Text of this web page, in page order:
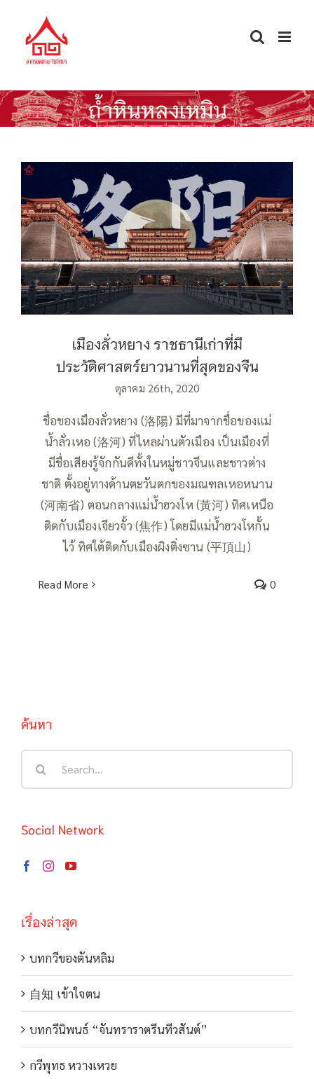
content
ถ้ำหินหลงเหมิน
เมืองลั่วหยาง ราชธานีเก่าที่มี
ประวัติศาสตร์ยาวนานที่สุดของจีน
เมืองลั่วหยาง ราชธานีเก่าที่มี
ประวัติศาสตร์ยาวนานที่สุดของจีน
ตุลาคม 26th, 2020
ชื่อของเมืองลั่วหยาง (洛陽) มีที่มาจากชื่อของแม่
น้ำลั่วเหอ (洛河) ที่ไหลผ่านตัวเมือง เป็นเมืองที่
มีชื่อเสียงรู้จักกันดีทั้งในหมู่ชาวจีนและชาวต่าง
ชาติ ตั้งอยู่ทางด้านตะวันตกของมณฑลเหอหนาน
(河南省) ตอนกลางแม่น้ำฮวงโห (黃河) ทิศเหนือ
ติดกับเมืองเจียวจั้ว (焦作) โดยมีแม่น้ำฮวงโหกั้น
ไว้ ทิศใต้ติดกับเมืองผิงติ่งซาน (平頂山)
Read More 0
ค้นหา
Social Network
เรื่องล่าสุด
บทกวีของตันหลิม
自知 เข้าใจตน
บทกวีนิพนธ์ “จันทราราตรีนทีวสันต์”
กวีพุทธ หวางเหวย